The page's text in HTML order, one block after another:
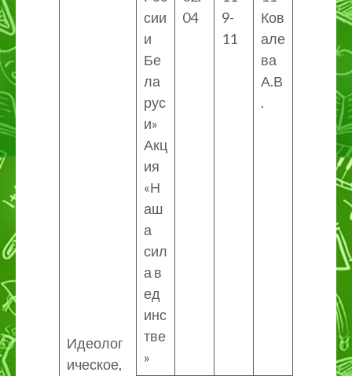
Идеолог
ическое,
сии
и
Бе
ла
рус
и»
Акц
ия
«Н
аш
а
сил
а в
ед
инс
тве
»
04
9-
11
Ков
але
ва
А.В
.